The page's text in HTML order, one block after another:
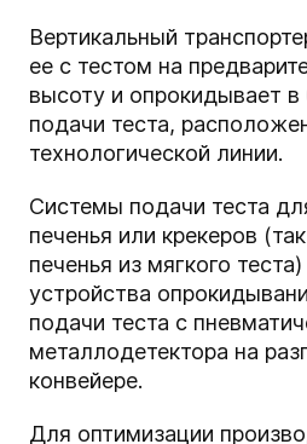
Вертикальный
ее с тестом на
высоту и опрокидывает
подачи теста,
технологической линии.
Системы подачи теста
печенья или крекеров
печенья из мягкого
устройства
подачи теста с
металлодетектора на
конвейере.
Для оптимизации